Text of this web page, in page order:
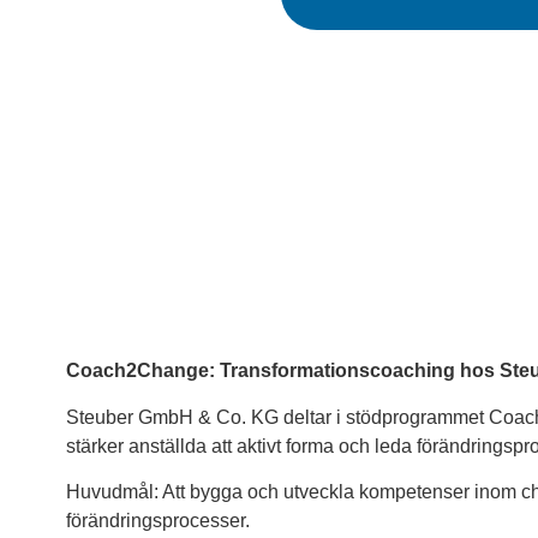
Coach2Change: Transformationscoaching hos
Steuber GmbH & Co. KG deltar i stödprogrammet
stärker anställda att aktivt forma och leda
Huvudmål: Att bygga och utveckla kompetenser inom
förändringsprocesser.